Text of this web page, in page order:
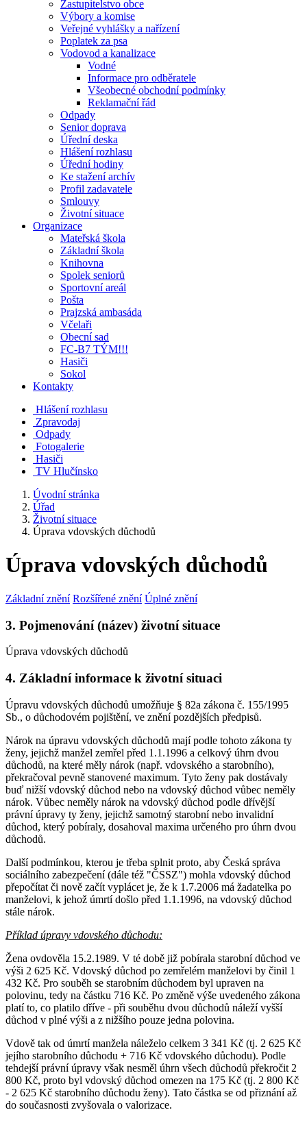
Zastupitelstvo obce
Výbory a komise
Veřejné vyhlášky a nařízení
Poplatek za psa
Vodovod a kanalizace
Vodné
Informace pro odběratele
Všeobecné obchodní podmínky
Reklamační řád
Odpady
Senior doprava
Úřední deska
Hlášení rozhlasu
Úřední hodiny
Ke stažení archív
Profil zadavatele
Smlouvy
Životní situace
Organizace
Mateřská škola
Základní škola
Knihovna
Spolek seniorů
Sportovní areál
Pošta
Prajzská ambasáda
Včelaři
Obecní sad
FC-B7 TÝM!!!
Hasiči
Sokol
Kontakty
Hlášení rozhlasu
Zpravodaj
Odpady
Fotogalerie
Hasiči
TV Hlučínsko
Úvodní stránka
Úřad
Životní situace
Úprava vdovských důchodů
Úprava vdovských důchodů
Základní znění Rozšířené znění Úplné znění
3. Pojmenování (název) životní situace
Úprava vdovských důchodů
4. Základní informace k životní situaci
Úpravu vdovských důchodů umožňuje § 82a zákona č. 155/1995
Sb., o důchodovém pojištění, ve znění pozdějších předpisů.
Nárok na úpravu vdovských důchodů mají podle tohoto zákona ty
ženy, jejichž manžel zemřel před 1.1.1996 a celkový úhrn dvou
důchodů, na které měly nárok (např. vdovského a starobního),
překračoval pevně stanovené maximum. Tyto ženy pak dostávaly
buď nižší vdovský důchod nebo na vdovský důchod vůbec neměly
nárok. Vůbec neměly nárok na vdovský důchod podle dřívější
právní úpravy ty ženy, jejichž samotný starobní nebo invalidní
důchod, který pobíraly, dosahoval maxima určeného pro úhrn dvou
důchodů.
Další podmínkou, kterou je třeba splnit proto, aby Česká správa
sociálního zabezpečení (dále též "ČSSZ") mohla vdovský důchod
přepočítat či nově začít vyplácet je, že k 1.7.2006 má žadatelka po
manželovi, k jehož úmrtí došlo před 1.1.1996, na vdovský důchod
stále nárok.
Příklad úpravy vdovského důchodu:
Žena ovdověla 15.2.1989. V té době již pobírala starobní důchod ve
výši 2 625 Kč. Vdovský důchod po zemřelém manželovi by činil 1
432 Kč. Pro souběh se starobním důchodem byl upraven na
polovinu, tedy na částku 716 Kč. Po změně výše uvedeného zákona
platí to, co platilo dříve - při souběhu dvou důchodů náleží vyšší
důchod v plné výši a z nižšího pouze jedna polovina.
Vdově tak od úmrtí manžela náleželo celkem 3 341 Kč (tj. 2 625 Kč
jejího starobního důchodu + 716 Kč vdovského důchodu). Podle
tehdejší právní úpravy však nesměl úhrn všech důchodů překročit 2
800 Kč, proto byl vdovský důchod omezen na 175 Kč (tj. 2 800 Kč
- 2 625 Kč starobního důchodu ženy). Tato částka se od přiznání až
do současnosti zvyšovala o valorizace.